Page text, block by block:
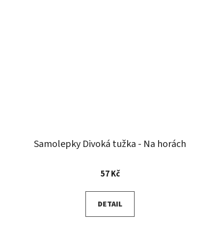
Samolepky Divoká tužka - Na horách
57 Kč
DETAIL